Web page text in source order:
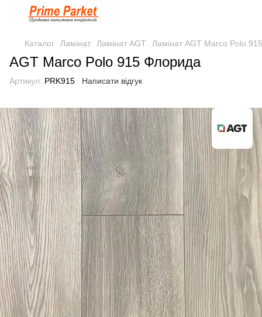
Каталог Ламінат Ламінат AGT Ламінат AGT Marco Polo
AGT Marco Polo 915 Флорида
Артикул: PRK915 Написати відгук